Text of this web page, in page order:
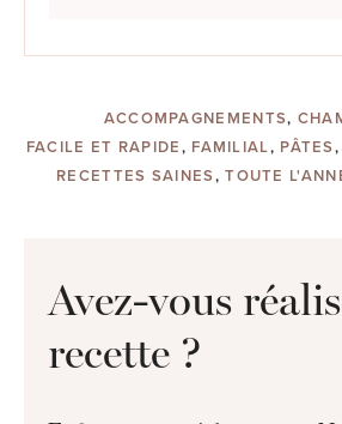
ACCOMPAGNEMENTS,
FACILE ET RAPIDE, FAMILIAL, PÂTES,
RECETTES SAINES,TOUTE
Avez-vous
recette ?